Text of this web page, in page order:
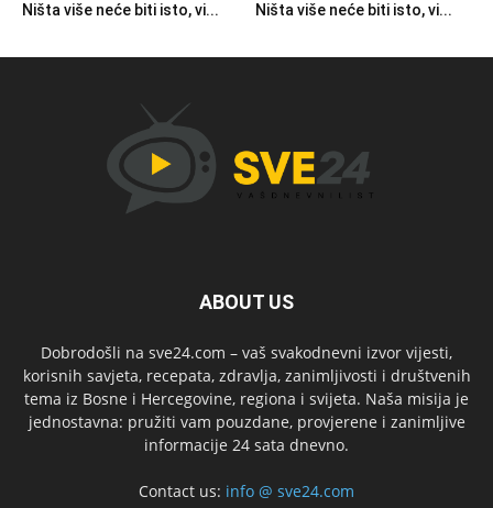
Ništa više neće biti isto, vi...
Ništa više neće biti isto, vi...
ABOUT US
Dobrodošli na sve24.com – vaš svakodnevni izvor vijesti,
korisnih savjeta, recepata, zdravlja, zanimljivosti i društvenih
tema iz Bosne i Hercegovine, regiona i svijeta. Naša misija je
jednostavna: pružiti vam pouzdane, provjerene i zanimljive
informacije 24 sata dnevno.
Contact us: info @ sve24.com